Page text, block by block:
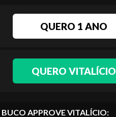
QUERO 1 ANO
QUERO VITALÍCIO
APPROVE VITALÍCIO: